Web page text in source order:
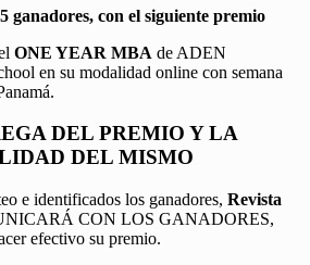
ganadores, con el siguiente premio
ONE YEAR MBA de ADEN
en su modalidad online con semana
DEL PREMIO Y LA
DEL MISMO
e identificados los ganadores, Revista
CON LOS GANADORES,
efectivo su premio.